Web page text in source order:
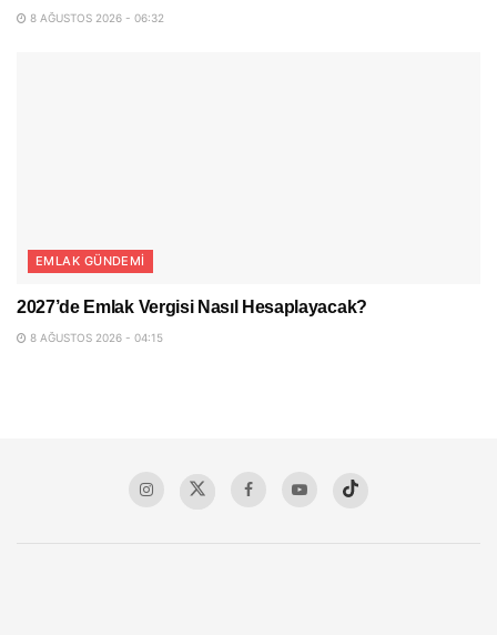
8 AĞUSTOS 2026 - 06:32
EMLAK GÜNDEMI
2027’de Emlak Vergisi Nasıl Hesaplayacak?
8 AĞUSTOS 2026 - 04:15